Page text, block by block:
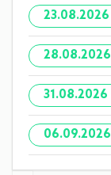
23.08.2026
28.08.2026
31.08.2026
06.09.2026